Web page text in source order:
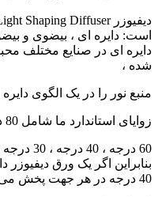
است: دایره ای ، بیضوی و
دایره ای در صنایع مختلف
شده ،
منبع نور را در یک الگوی
زوایای استاندارد ما شامل 80 درجه ،
40 درجه در هر جهت پخش می شود.